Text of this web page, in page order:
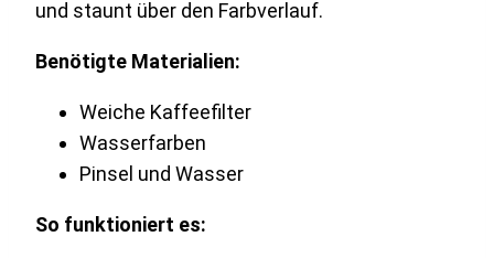
und staunt über den Farbverlauf.
Benötigte Materialien:
Weiche Kaffeefilter
Wasserfarben
Pinsel und Wasser
So funktioniert es: